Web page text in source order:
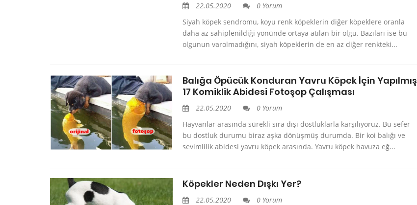
22.05.2020
0 Yorum
Siyah köpek sendromu, koyu renk köpeklerin diğer köpeklere oranla
daha az sahiplenildiği yönünde ortaya atılan bir olgu. Bazıları ise bu
olgunun varolmadığını, siyah köpeklerin de en az diğer renkteki...
Balığa Öpücük Konduran Yavru Köpek İçin Yapılmış
17 Komiklik Abidesi Fotoşop Çalışması
22.05.2020
0 Yorum
Hayvanlar arasında sürekli sıra dışı dostluklarla karşılıyoruz. Bu sefer
bu dostluk durumu biraz aşka dönüşmüş durumda. Bir koi balığı ve
sevimlilik abidesi yavru köpek arasında. Yavru köpek havuza eğ...
Köpekler Neden Dışkı Yer?
22.05.2020
0 Yorum